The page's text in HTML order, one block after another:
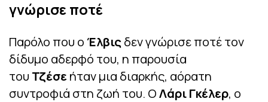
γνώρισε ποτέ
Παρόλο που οΈλβιςδεν γνώρισε ποτέ τον
δίδυμο αδερφό του, η παρουσία
του Τζέσεήταν μια διαρκής, αόρατη
συντροφιά στη ζωή του. ΟΛάρι Γκέλερ, ο